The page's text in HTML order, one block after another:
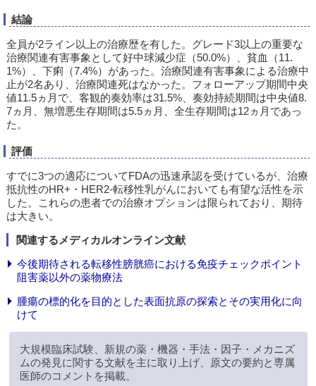
結論
全員が2ライン以上の治療歴を有した。グレード3以上の重要な
治療関連有害事象として好中球減少症（50.0%）、貧血（11.
1%）、下痢（7.4%）があった。治療関連有害事象による治療中
止が2名あり、治療関連死はなかった。フォローアップ期間中央
値11.5ヵ月で、客観的奏効率は31.5%、奏効持続期間は中央値8.
7ヵ月、無増悪生存期間は5.5ヵ月、全生存期間は12ヵ月であっ
た。
評価
すでに3つの適応についてFDAの迅速承認を受けているが、治療
抵抗性のHR+・HER2-転移性乳がんにおいても有望な活性を示
した。これらの患者での治療オプションは限られており、期待
は大きい。
関連するメディカルオンライン文献
今後期待される転移性膀胱癌における免疫チェックポイント
阻害薬以外の薬物療法
腫瘍の標的化を目的とした表面抗原の探索とその実用化に向
けて
大規模臨床試験、新規の薬・機器・手法・因子・メカニズ
ムの発見に関する文献を主に取り上げ、原文の要約と専属
医師のコメントを掲載。